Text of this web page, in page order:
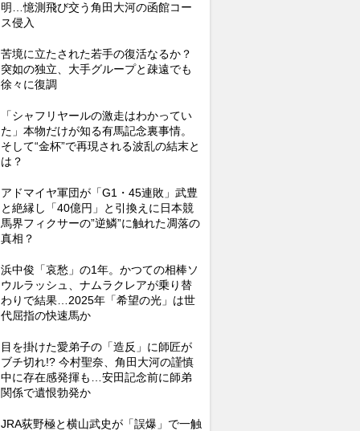
明…憶測飛び交う角田大河の函館コー
ス侵入
苦境に立たされた若手の復活なるか？
突如の独立、大手グループと疎遠でも
徐々に復調
「シャフリヤールの激走はわかってい
た」本物だけが知る有馬記念裏事情。
そして“金杯”で再現される波乱の結末と
は？
アドマイヤ軍団が「G1・45連敗」武豊
と絶縁し「40億円」と引換えに日本競
馬界フィクサーの”逆鱗”に触れた凋落の
真相？
浜中俊「哀愁」の1年。かつての相棒ソ
ウルラッシュ、ナムラクレアが乗り替
わりで結果…2025年「希望の光」は世
代屈指の快速馬か
目を掛けた愛弟子の「造反」に師匠が
ブチ切れ!? 今村聖奈、角田大河の謹慎
中に存在感発揮も…安田記念前に師弟
関係で遺恨勃発か
JRA荻野極と横山武史が「誤爆」で一触